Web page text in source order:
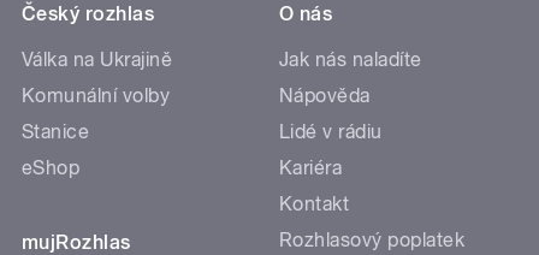
Český rozhlas
Válka na Ukrajině
Komunální volby
Stanice
eShop
mujRozhlas
O nás
Jak nás naladíte
Nápověda
Lidé v rádiu
Kariéra
Kontakt
Rozhlasový poplatek